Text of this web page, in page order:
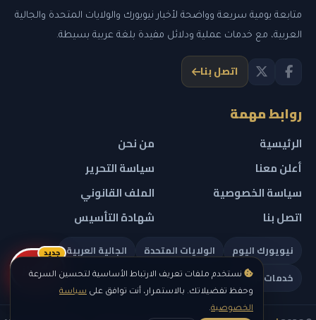
نستخدم ملفات تعريف الارتباط الأساسية لتحسين السرعة
وحفظ تفضيلاتك. بالاستمرار، أنت توافق على سياسة
الخصوصية.
متابعة يومية سريعة وواضحة لأخبار نيويورك والولايات المتحدة والجالية
العربية، مع خدمات عملية ودلائل مفيدة بلغة عربية بسيطة.
اتصل بنا
روابط مهمة
الرئيسية
من نحن
أعلن معنا
سياسة التحرير
سياسة الخصوصية
الملف القانوني
اتصل بنا
شهادة التأسيس
نيويورك اليوم الولايات المتحدة
الجالية العربية
خدمات تهمك
ريلز
جديد